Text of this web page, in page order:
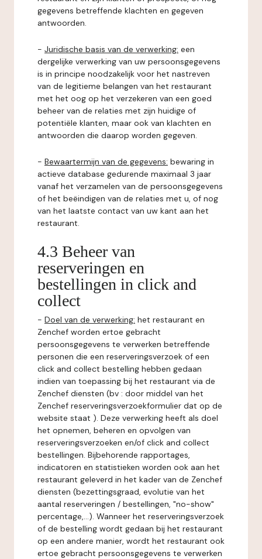
gegevens betreffende klachten en gegeven
antwoorden.
- Juridische basis van de verwerking: een
dergelijke verwerking van uw persoonsgegevens
is in principe noodzakelijk voor het nastreven
van de legitieme belangen van het restaurant
met het oog op het verzekeren van een goed
beheer van de relaties met zijn huidige of
potentiële klanten, maar ook van klachten en
antwoorden die daarop worden gegeven.
- Bewaartermijn van de gegevens: bewaring in
actieve database gedurende maximaal 3 jaar
vanaf het verzamelen van de persoonsgegevens
of het beëindigen van de relaties met u, of nog
van het laatste contact van uw kant aan het
restaurant.
4.3 Beheer van
reserveringen en
bestellingen in click and
collect
- Doel van de verwerking: het restaurant en
Zenchef worden ertoe gebracht
persoonsgegevens te verwerken betreffende
personen die een reserveringsverzoek of een
click and collect bestelling hebben gedaan
indien van toepassing bij het restaurant via de
Zenchef diensten (bv : door middel van het
Zenchef reserveringsverzoekformulier dat op de
website staat ). Deze verwerking heeft als doel
het opnemen, beheren en opvolgen van
reserveringsverzoeken en/of click and collect
bestellingen. Bijbehorende rapportages,
indicatoren en statistieken worden ook aan het
restaurant geleverd in het kader van de Zenchef
diensten (bezettingsgraad, evolutie van het
aantal reserveringen / bestellingen, "no-show"
percentage,...). Wanneer het reserveringsverzoek
of de bestelling wordt gedaan bij het restaurant
op een andere manier, wordt het restaurant ook
ertoe gebracht persoonsgegevens te verwerken